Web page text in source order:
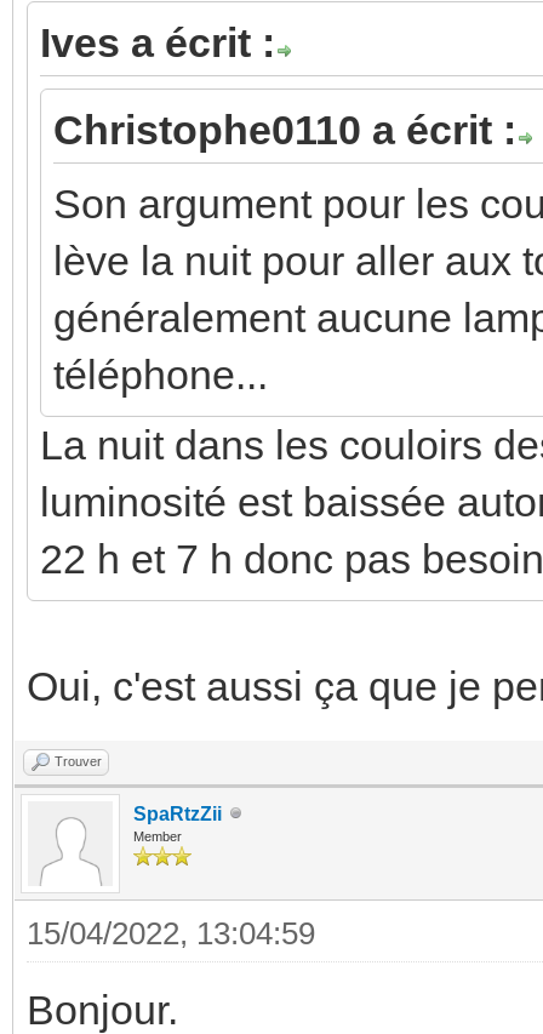
Ives a écrit :
Christophe0110 a écrit :
Son argument pour les
lève la nuit pour aller aux
généralement aucune
téléphone...
La nuit dans les couloirs
luminosité est baissée
22 h et 7 h donc pas
Oui, c'est aussi ça que je
Trouver
SpaRtzZii
Member
15/04/2022, 13:04:59
Bonjour.